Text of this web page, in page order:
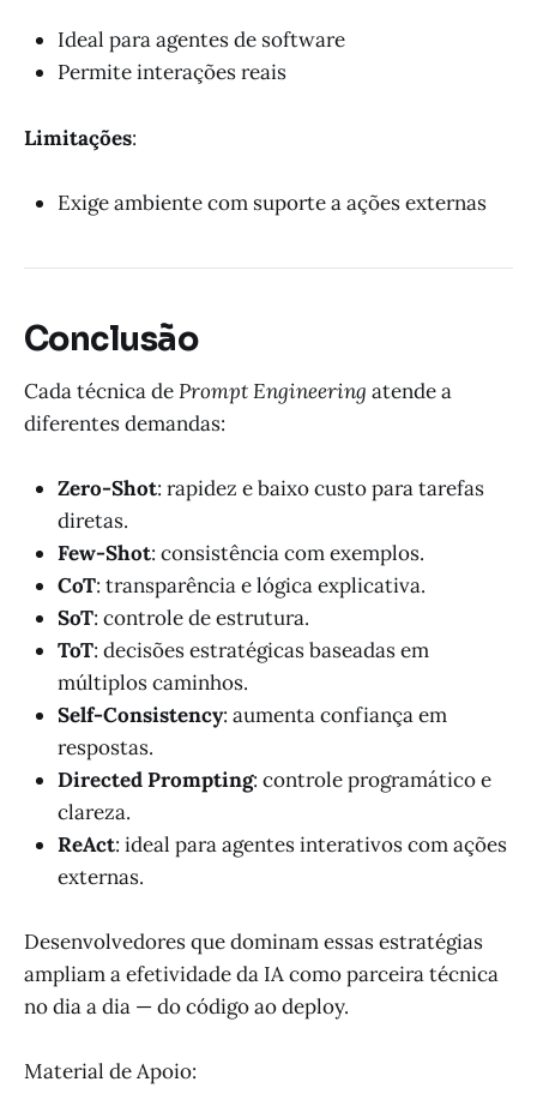
Ideal para agentes de software
Permite interações reais
Limitações:
Exige ambiente com suporte a ações externas
Conclusão
Cada técnica dePrompt Engineering atende a
diferentes demandas:
Zero-Shot: rapidez e baixo custo para tarefas
diretas.
Few-Shot: consistência com exemplos.
CoT: transparência e lógica explicativa.
SoT: controle de estrutura.
ToT: decisões estratégicas baseadas em
múltiplos caminhos.
Self-Consistency: aumenta confiança em
respostas.
Directed Prompting: controle programático e
clareza.
ReAct: ideal para agentes interativos com ações
externas.
Desenvolvedores que dominam essas estratégias
ampliam a efetividade da IA como parceira técnica
no dia a dia — do código ao deploy.
Material de Apoio: